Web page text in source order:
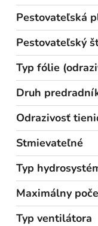
Pestovateľská
Pestovateľský
Typ fólie
Druh
Odrazivosť
Stmievateľné
Typ
Maximálny
Typ ventilátora